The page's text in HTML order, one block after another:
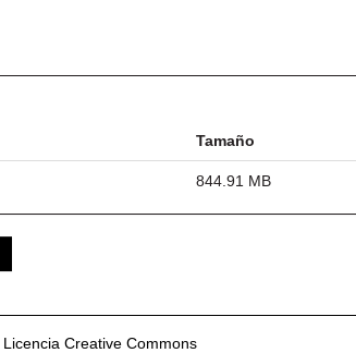
Tamaño
844.91 MB
Licencia Creative Commons